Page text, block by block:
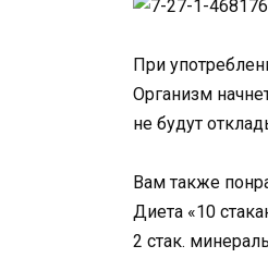
При
Организм
не будут
Вам также
Диета «10
2 стак.